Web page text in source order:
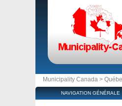
Municipality Canada >
NAVIGATION GÉNÉRALE